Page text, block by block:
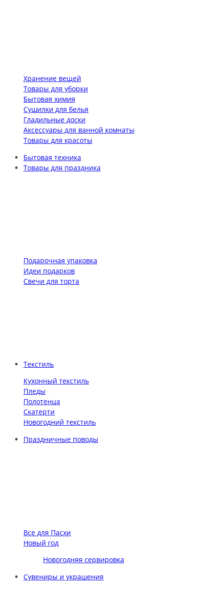
Хранение вещей
Товары для уборки
Бытовая химия
Сушилки для белья
Гладильные доски
Аксессуары для ванной комнаты
Товары для красоты
Бытовая техника
Товары для праздника
Подарочная упаковка
Идеи подарков
Свечи для торта
Текстиль
Кухонный текстиль
Пледы
Полотенца
Скатерти
Новогодний текстиль
Праздничные поводы
Все для Пасхи
Новый год
Новогодняя сервировка
Сувениры и украшения